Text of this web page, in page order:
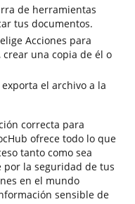
de herramientas
tus documentos.
Acciones para
una copia de él o
el archivo a la
correcta para
ofrece todo lo que
tanto como sea
la seguridad de tus
en el mundo
sensible de